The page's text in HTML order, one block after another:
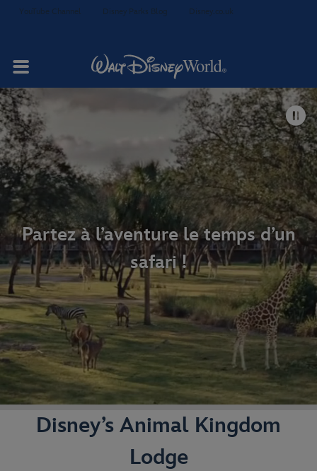
suites
YouTube Channel Disney Parks Blog Disney.co.uk
Partez à l’aventure le temps d’un
safari !
Disney’s Animal Kingdom
Lodge